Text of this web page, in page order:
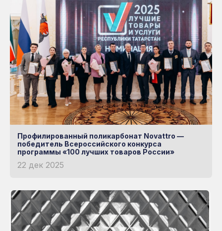
Профилированный поликарбонат Novattro —
победитель Всероссийского конкурса
программы «100 лучших товаров России»
22 дек 2025